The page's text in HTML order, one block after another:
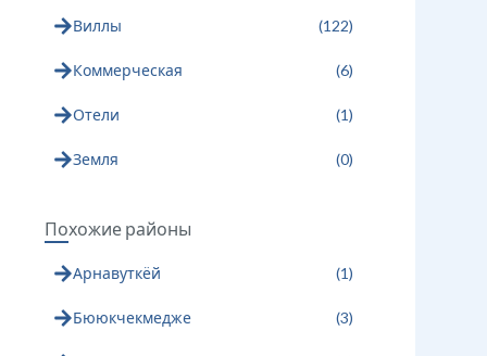
Виллы (122)
Коммерческая (6)
Отели (1)
Земля (0)
Похожие районы
Арнавуткёй (1)
Бююкчекмедже (3)